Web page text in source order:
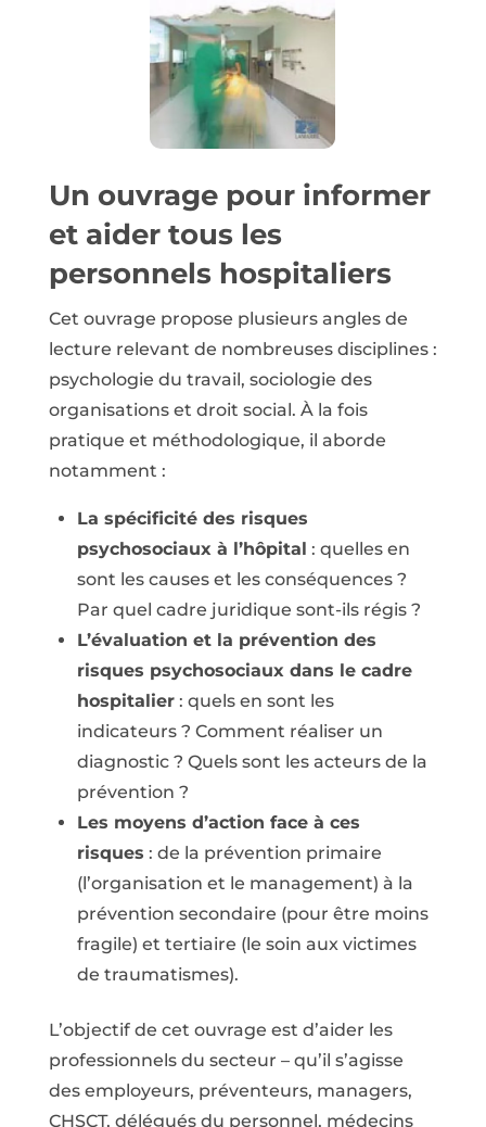
Un ouvrage pour informer
et aider tous les
personnels hospitaliers
Cet ouvrage propose plusieurs angles de
lecture relevant de nombreuses disciplines :
psychologie du travail, sociologie des
organisations et droit social. À la fois
pratique et méthodologique, il aborde
notamment :
La spécificité des risques
psychosociaux à l’hôpital : quelles en
sont les causes et les conséquences ?
Par quel cadre juridique sont-ils régis ?
L’évaluation et la prévention des
risques psychosociaux dans le cadre
hospitalier: quels en sont les
indicateurs ? Comment réaliser un
diagnostic ? Quels sont les acteurs de la
prévention ?
Les moyens d’action face à ces
risques : de la prévention primaire
(l’organisation et le management) à la
prévention secondaire (pour être moins
fragile) et tertiaire (le soin aux victimes
de traumatismes).
L’objectif de cet ouvrage est d’aider les
professionnels du secteur – qu’il s’agisse
des employeurs, préventeurs, managers,
CHSCT, délégués du personnel, médecins